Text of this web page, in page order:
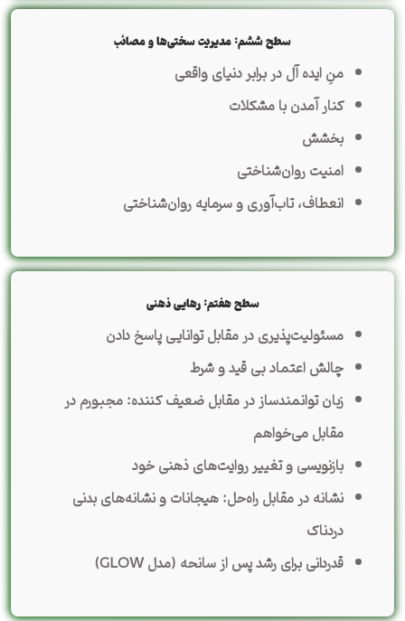
سطح ششم: مدیریت سختی‌ها و مصائب
منِ ایده آل در برابر دنیای واقعی
کنار آمدن با مشکلات
بخشش
امنیت روان‌شناختی
انعطاف، تاب‌آوری و سرمایه روان‌شناختی
سطح هفتم: رهایی ذهنی
مسئولیت‌پذیری در مقابل توانایی پاسخ دادن
چالش اعتماد بی قید و شرط
زبان توانمندساز در مقابل ضعیف کننده: مجبورم در
مقابل می‌خواهم
بازنویسی و تغییر روایت‌های ذهنی خود
نشانه در مقابل راه‌حل: هیجانات و نشانه‌های بدنی
دردناک
قدردانی برای رشد پس از سانحه (مدل GLOW)